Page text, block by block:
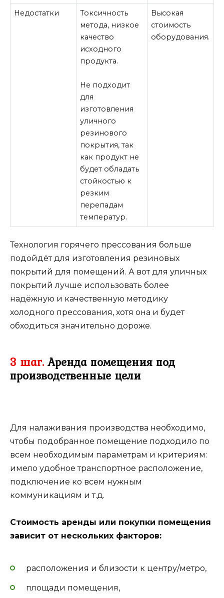
Недостатки
Токсичность
метода, низкое
качество
исходного
продукта.
Не подходит
для
изготовления
уличного
резинового
покрытия, так
как продукт не
будет обладать
стойкостью к
резким
перепадам
температур.
Высокая
стоимость
оборудования.
Технология горячего прессования больше
подойдёт для изготовления резиновых
покрытий для помещений. А вот для уличных
покрытий лучше использовать более
надёжную и качественную методику
холодного прессования, хотя она и будет
обходиться значительно дороже.
3 шаг. Аренда помещения под
производственные цели
Для налаживания производства необходимо,
чтобы подобранное помещение подходило по
всем необходимым параметрам и критериям:
имело удобное транспортное расположение,
подключение ко всем нужным
коммуникациям и т.д.
Стоимость аренды или покупки помещения
зависит от нескольких факторов:
расположения и близости к центру/метро,
площади помещения,